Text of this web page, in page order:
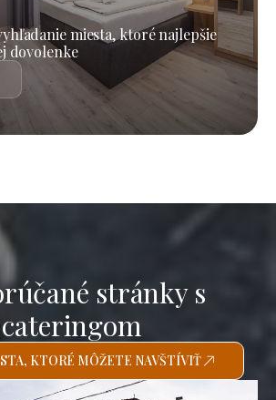
miesta, ktoré najlepšie
dovolenke
stránky s
cateringom
KTORÉ MÔŽETE NAVŠTÍVIŤ